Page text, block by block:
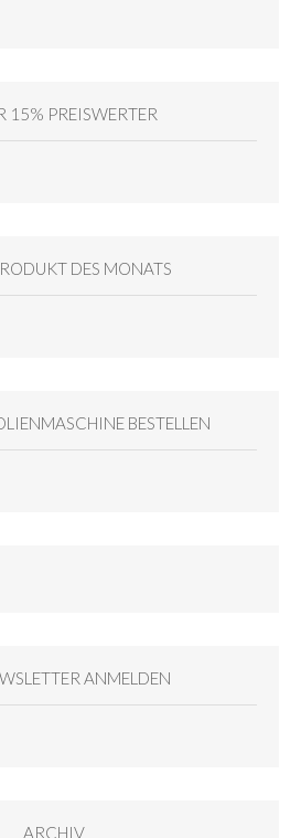
15% PREISWERTER
DES MONATS
BESTELLEN
ANMELDEN
ARCHIV